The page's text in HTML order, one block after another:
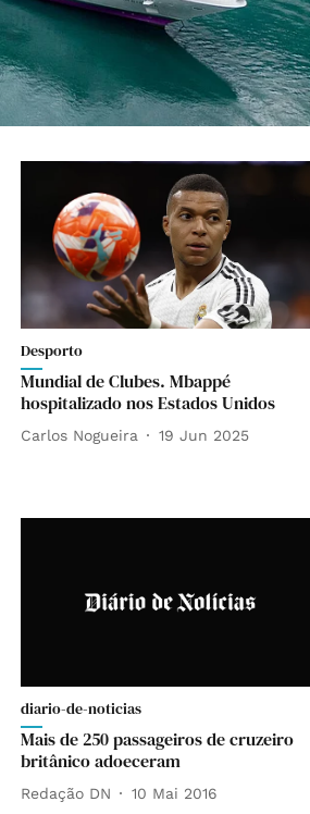
Desporto
Mundial de Clubes. Mbappé
hospitalizado nos Estados Unidos
Carlos Nogueira 19 Jun 2025
diario-de-noticias
Mais de 250 passageiros de cruzeiro
britânico adoeceram
Redação DN 10 Mai 2016